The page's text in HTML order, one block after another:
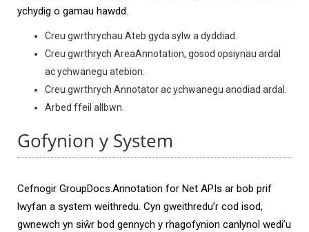
ychydig o gamau hawdd.
Creu gwrthrychau Ateb gyda sylw a dyddiad.
Creu gwrthrych AreaAnnotation, gosod opsiynau ardal
ac ychwanegu atebion.
Creu gwrthrych Annotator ac ychwanegu anodiad ardal.
Arbed ffeil allbwn.
Gofynion y System
Cefnogir GroupDocs.Annotation for Net APIs ar bob prif
lwyfan a system weithredu. Cyn gweithredu’r cod isod,
gwnewch yn siŵr bod gennych y rhagofynion canlynol wedi’u